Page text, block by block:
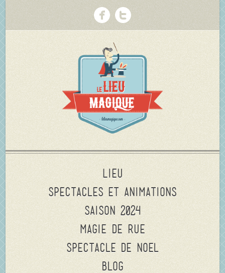
Lieu
Spectacles et animations
Saison 2024
Magie de rue
Spectacle de Noel
Blog